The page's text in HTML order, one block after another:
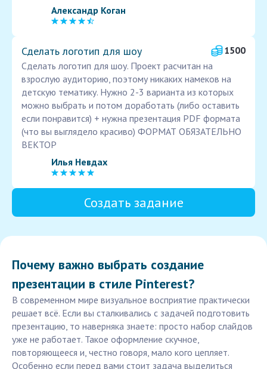
Александр Коган
Сделать логотип для шоу
1500
Сделать логотип для шоу. Проект расчитан на
взрослую аудиторию, поэтому никаких намеков на
детскую тематику. Нужно 2-3 варианта из которых
можно выбрать и потом доработать (либо оставить
если понравится) + нужна презентация PDF формата
(что вы выглядело красиво) ФОРМАТ ОБЯЗАТЕЛЬНО
ВЕКТОР
Илья Невдах
Создать задание
Почему важно выбрать создание
презентации в стиле Pinterest?
В современном мире визуальное восприятие практически
решает всё. Если вы сталкивались с задачей подготовить
презентацию, то наверняка знаете: просто набор слайдов
уже не работает. Такое оформление скучное,
повторяющееся и, честно говоря, мало кого цепляет.
Особенно если перед вами стоит задача выделиться